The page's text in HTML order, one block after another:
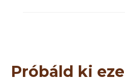
Próbáld ki